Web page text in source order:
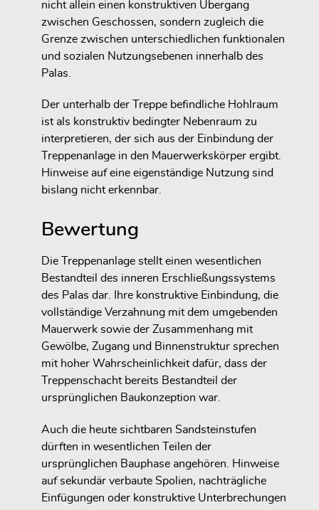
nicht allein einen konstruktiven Übergang
zwischen Geschossen, sondern zugleich die
Grenze zwischen unterschiedlichen funktionalen
und sozialen Nutzungsebenen innerhalb des
Palas.
Der unterhalb der Treppe befindliche Hohlraum
ist als konstruktiv bedingter Nebenraum zu
interpretieren, der sich aus der Einbindung der
Treppenanlage in den Mauerwerkskörper ergibt.
Hinweise auf eine eigenständige Nutzung sind
bislang nicht erkennbar.
Bewertung
Die Treppenanlage stellt einen wesentlichen
Bestandteil des inneren Erschließungssystems
des Palas dar. Ihre konstruktive Einbindung, die
vollständige Verzahnung mit dem umgebenden
Mauerwerk sowie der Zusammenhang mit
Gewölbe, Zugang und Binnenstruktur sprechen
mit hoher Wahrscheinlichkeit dafür, dass der
Treppenschacht bereits Bestandteil der
ursprünglichen Baukonzeption war.
Auch die heute sichtbaren Sandsteinstufen
dürften in wesentlichen Teilen der
ursprünglichen Bauphase angehören. Hinweise
auf sekundär verbaute Spolien, nachträgliche
Einfügungen oder konstruktive Unterbrechungen